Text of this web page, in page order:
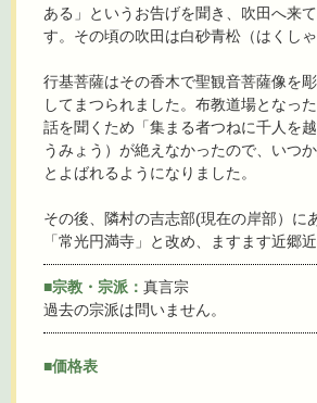
ある」というお告げを聞き、吹田へ来
す。その頃の吹田は白砂青松（はくし
行基菩薩はその香木で聖観音菩薩像を
してまつられました。布教道場となっ
話を聞くため「集まる者つねに千人を
うみょう）が絶えなかったので、いつ
とよばれるようになりました。
その後、隣村の吉志部(現在の岸部）に
「常光円満寺」と改め、ますます近郷
■宗教・宗派： 真言宗
過去の宗派は問いません。
■価格表